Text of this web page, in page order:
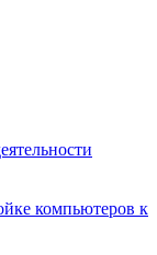
компьютеров к